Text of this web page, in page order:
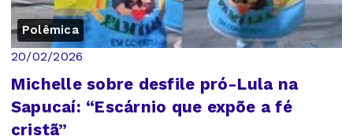
Polêmica
20/02/2026
Michelle sobre desfile pró-Lula na
Sapucaí: “Escárnio que expõe a fé
cristã”